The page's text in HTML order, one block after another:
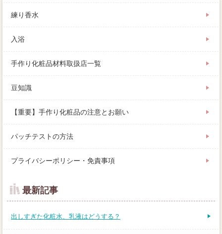
練り香水
入浴
手作り化粧品材料取扱店一覧
豆知識
【重要】手作り化粧品の注意とお願い
パッチテストの方法
プライバシーポリシー・免責事項
最新記事
出しすぎた化粧水、乳液はどうする？